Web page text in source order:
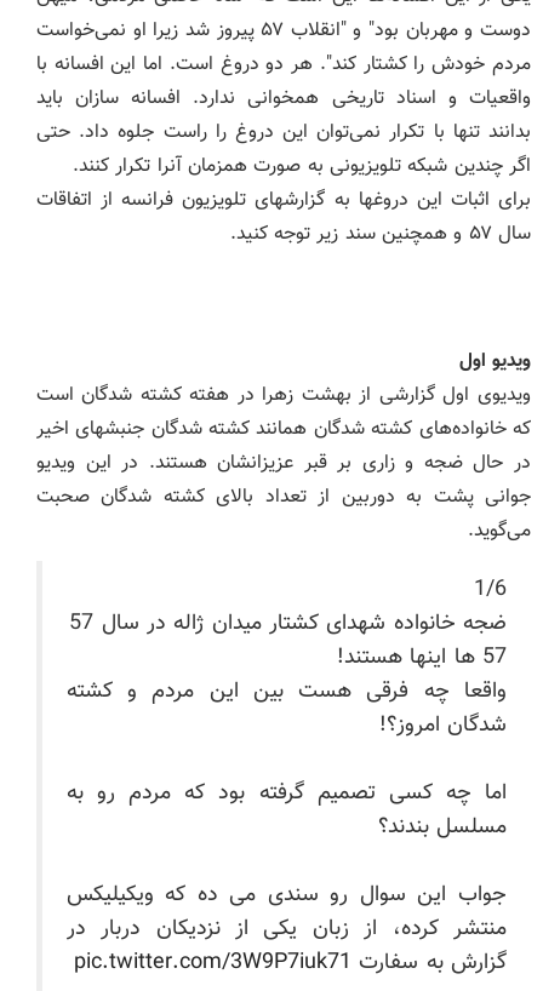
دوست و مهربان بود" و "انقلاب ۵۷ پیروز شد زیرا او نمی‌خواست
مردم خودش را کشتار کند". هر دو دروغ است. اما این افسانه با
واقعیات و اسناد تاریخی همخوانی ندارد. افسانه سازان باید
بدانند تنها با تکرار نمی‌توان این دروغ را راست جلوه داد. حتی
اگر چندین شبکه تلویزیونی به صورت همزمان آنرا تکرار کنند.
برای اثبات این دروغها به گزارشهای تلویزیون فرانسه از اتفاقات
سال ۵۷ و همچنین سند زیر توجه کنید.
ویدیو اول
ویدیوی اول گزارشی از بهشت زهرا در هفته کشته شدگان است
که خانواده‌های کشته شدگان همانند کشته شدگان جنبشهای اخیر
در حال ضجه و زاری بر قبر عزیزانشان هستند. در این ویدیو
جوانی پشت به دوربین از تعداد بالای کشته شدگان صحبت
می‌گوید.
1/6
ضجه خانواده شهدای کشتار میدان ژاله در سال 57
57 ها اینها هستند!
واقعا چه فرقی هست بین این مردم و کشته
شدگان امروز؟!
اما چه کسی تصمیم گرفته بود که مردم رو به
مسلسل بندند؟
جواب این سوال رو سندی می ده که ویکیلیکس
منتشر کرده، از زبان یکی از نزدیکان دربار در
گزارش به سفارت pic.twitter.com/3W9P7iuk71